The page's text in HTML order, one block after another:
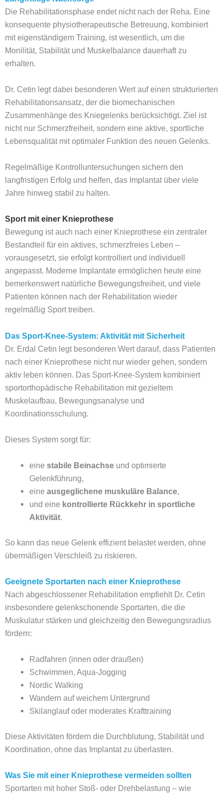
Die Rehabilitationsphase endet nicht nach der Reha. Eine
konsequente physiotherapeutische Betreuung, kombiniert
mit eigenständigem Training, ist wesentlich, um die
Monilität, Stabilität und Muskelbalance dauerhaft zu
erhalten.
Dr. Cetin legt dabei besonderen Wert auf einen strukturierten
Rehabilitationsansatz, der die biomechanischen
Zusammenhänge des Kniegelenks berücksichtigt. Ziel ist
nicht nur Schmerzfreiheit, sondern eine aktive, sportliche
Lebensqualität mit optimaler Funktion des neuen Gelenks.
Regelmäßige Kontrolluntersuchungen sichern den
langfristigen Erfolg und helfen, das Implantat über viele
Jahre hinweg stabil zu halten.
Sport mit einer Knieprothese
Bewegung ist auch nach einer Knieprothese ein zentraler
Bestandteil für ein aktives, schmerzfreies Leben –
vorausgesetzt, sie erfolgt kontrolliert und individuell
angepasst. Moderne Implantate ermöglichen heute eine
bemerkenswert natürliche Bewegungsfreiheit, und viele
Patienten können nach der Rehabilitation wieder
regelmäßig Sport treiben.
Das Sport-Knee-System: Aktivität mit Sicherheit
Dr. Erdal Cetin legt besonderen Wert darauf, dass Patienten
nach einer Knieprothese nicht nur wieder gehen, sondern
aktiv leben können. Das Sport-Knee-System kombiniert
sportorthopädische Rehabilitation mit gezieltem
Muskelaufbau, Bewegungsanalyse und
Koordinationsschulung.
Dieses System sorgt für:
einestabile Beinachse und optimierte
Gelenkführung,
eineausgeglichene muskuläre Balance,
und eine kontrollierte Rückkehr in sportliche
Aktivität.
So kann das neue Gelenk effizient belastet werden, ohne
übermäßigen Verschleiß zu riskieren.
Geeignete Sportarten nach einer Knieprothese
Nach abgeschlossener Rehabilitation empfiehlt Dr. Cetin
insbesondere gelenkschonende Sportarten, die die
Muskulatur stärken und gleichzeitig den Bewegungsradius
fördern:
Radfahren (innen oder draußen)
Schwimmen, Aqua-Jogging
Nordic Walking
Wandern auf weichem Untergrund
Skilanglauf oder moderates Krafttraining
Diese Aktivitäten fördern die Durchblutung, Stabilität und
Koordination, ohne das Implantat zu überlasten.
Was Sie mit einer Knieprothese vermeiden sollten
Sportarten mit hoher Stoß- oder Drehbelastung – wie